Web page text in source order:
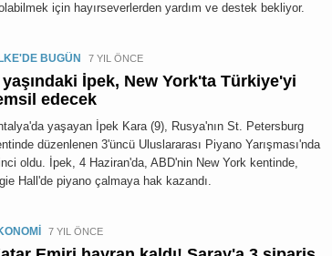
için hayırseverlerden yardım ve destek bekliyor.
BUGÜN 7 YIL ÖNCE
yaşındaki İpek, New York'ta Türkiye'yi
edecek
yaşayan İpek Kara (9), Rusya'nın St. Petersburg
düzenlenen 3'üncü Uluslararası Piyano Yarışması'nda
oldu. İpek, 4 Haziran'da, ABD'nin New York kentinde,
Hall'de piyano çalmaya hak kazandı.
7 YIL ÖNCE